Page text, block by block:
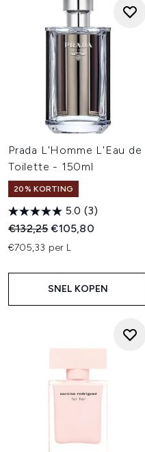
Prada L'Homme L'Eau de
Toilette - 150ml
20% KORTING
5.0 (3)
Recommended Retail Price:
€132,25Huidige prijs:
€105,80
€705,33 per L
SNEL KOPEN